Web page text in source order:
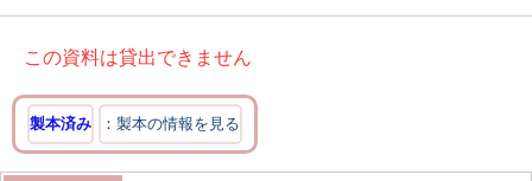
この資料は貸出できません
製本済み 製本の情報を見る